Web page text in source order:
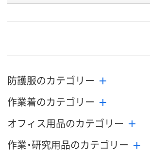
号
お届け日 8月21日（金）まで 8月21日（金）
数量
カゴへ
防護服のカテゴリー
作業着のカテゴリー
オフィス用品のカテゴリー
作業・研究用品のカテゴリー